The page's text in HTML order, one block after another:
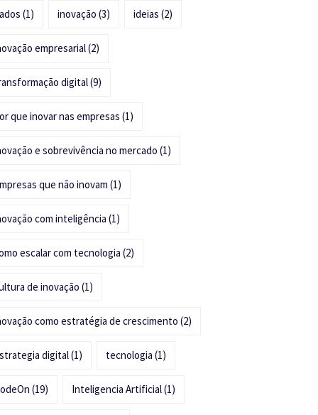
(1) inovação (3) ideias (2)
empresarial(2)
digital(9)
que inovar nas empresas (1)
e sobrevivência no mercado (1)
que não inovam (1)
com inteligência (1)
escalar com tecnologia (2)
de inovação (1)
como estratégia de crescimento (2)
digital(1) tecnologia (1)
(19) Inteligencia Artificial(1)